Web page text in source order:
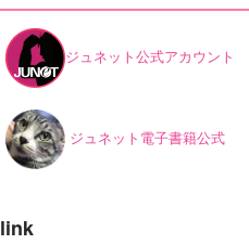
ジュネット公式アカウント
ジュネット電子書籍公式
link